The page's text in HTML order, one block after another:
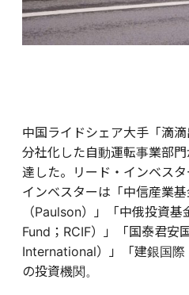
中国ライドシェア大手「滴
分社化した自動運転事業部
達した。リード・インベス
インベスターは「中信産業
（Paulson）」「中俄投資
Fund；RCIF）」「国泰君安
International）」「建銀国
の投資機関。